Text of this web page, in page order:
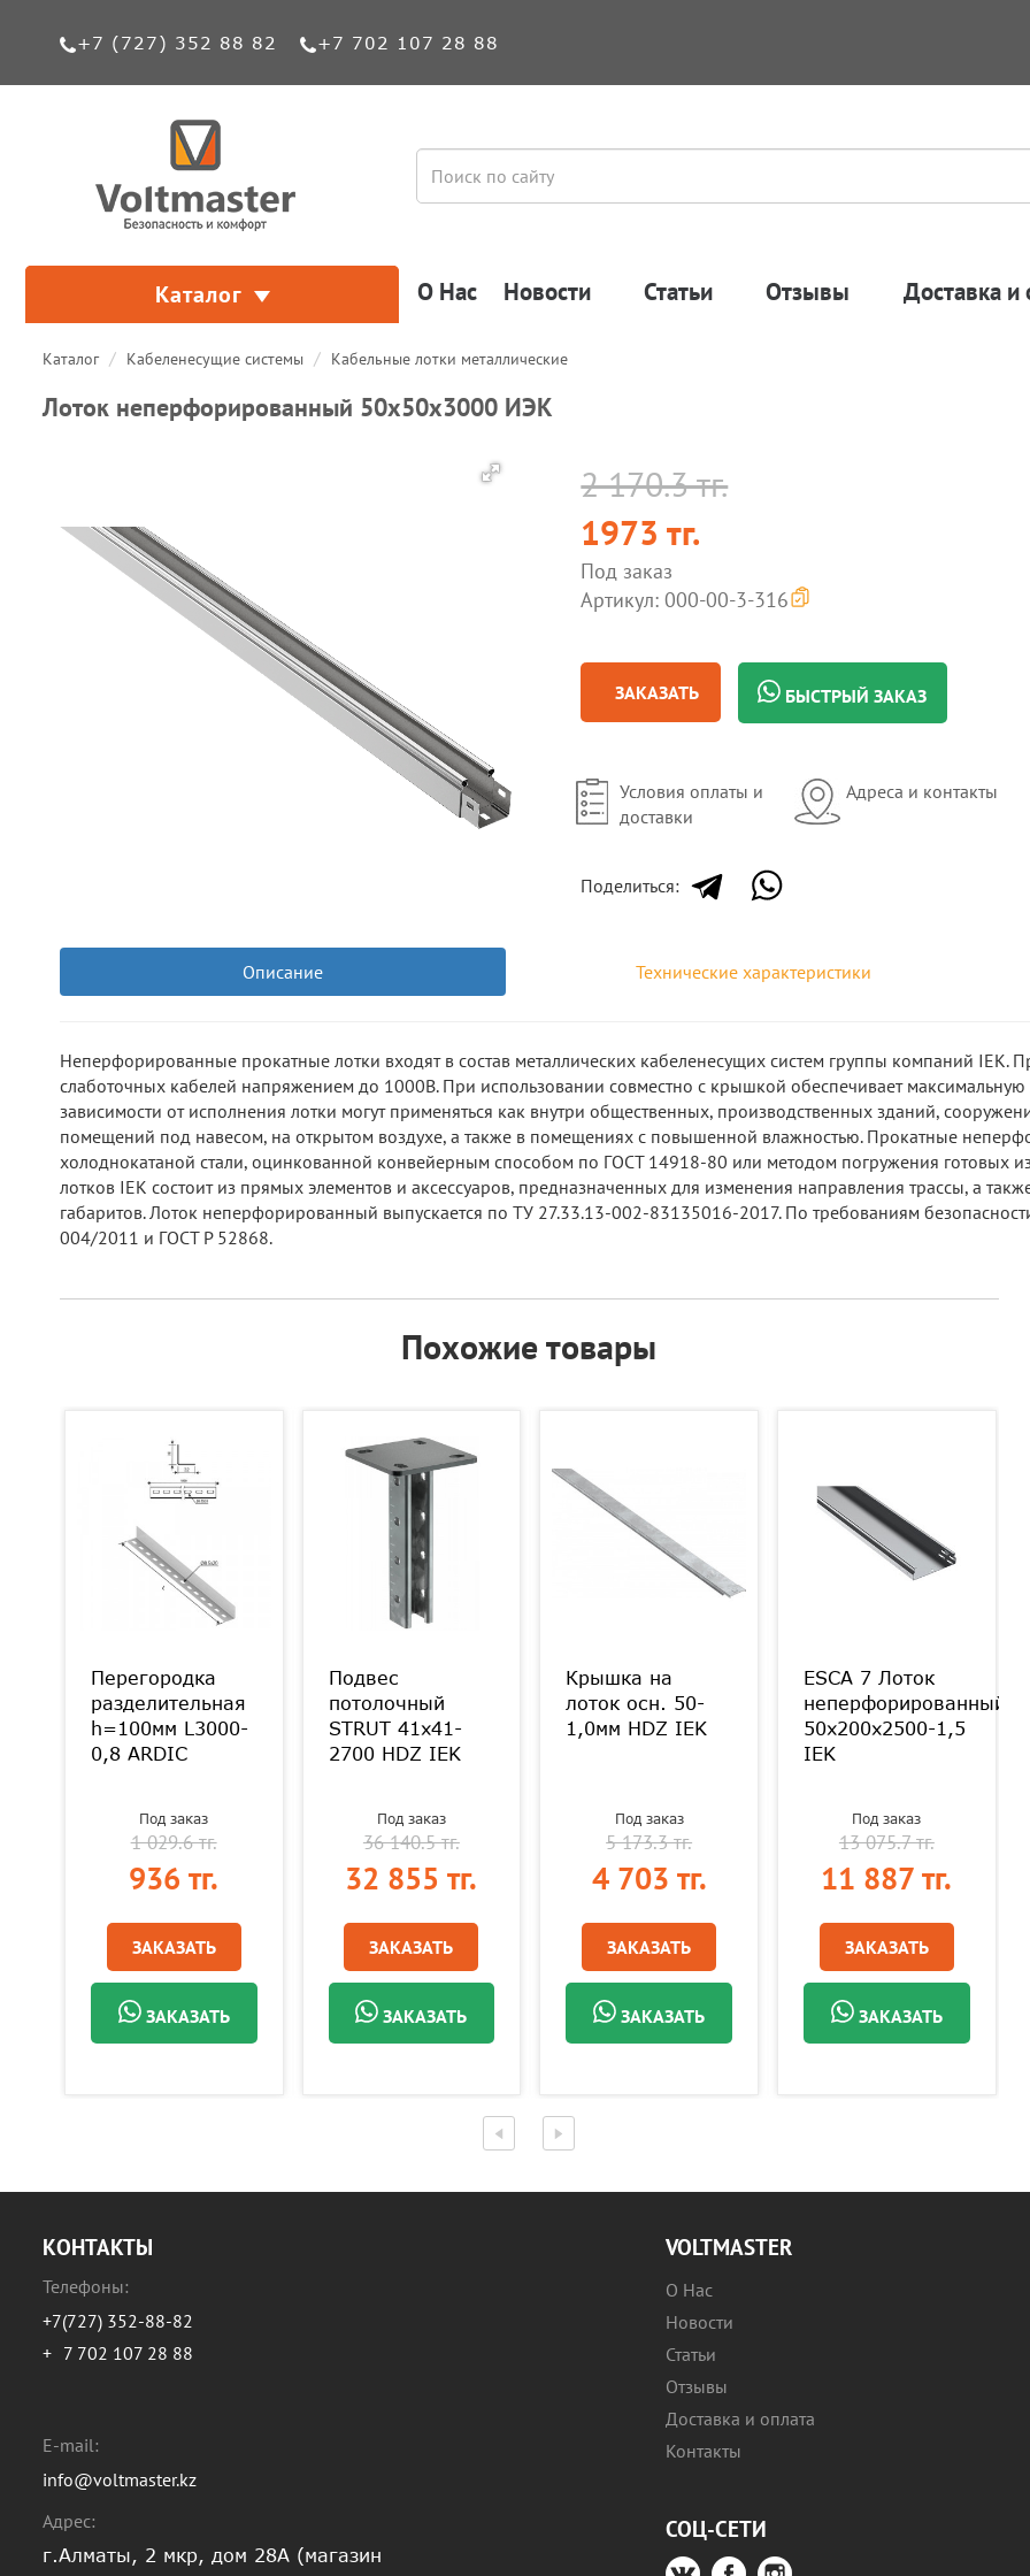
+7 (727) 352 88 82 +7 702 107 28 88
Каталог О Нас Новости Статьи Отзывы Доставка и
Каталог Кабеленесущие системы Кабельные лотки металлические
Лоток неперфорированный 50х50х3000 ИЭК
2 170.3 тг.
1973 тг.
Под заказ
Артикул: 000-00-3-316
ЗАКАЗАТЬ БЫСТРЫЙ ЗАКАЗ
Условия оплаты и
доставки
Адреса и контакты
Поделиться:
Описание Технические характеристики
Неперфорированные прокатные лотки входят в состав металлических кабеленесущих систем группы компаний
слаботочных кабелей напряжением до 1000В. При использовании совместно с крышкой обеспечивает
зависимости от исполнения лотки могут применяться как внутри общественных, производственных зданий,
помещений под навесом, на открытом воздухе, а также в помещениях с повышенной влажностью. Прокатные
холоднокатаной стали, оцинкованной конвейерным способом по ГОСТ 14918-80 или методом погружения готовых
лотков IEK состоит из прямых элементов и аксессуаров, предназначенных для изменения направления трассы, а
габаритов. Лоток неперфорированный выпускается по ТУ 27.33.13-002-83135016-2017. По требованиям безопасности
004/2011 и ГОСТ Р 52868.
Похожие товары
Перегородка
разделительная
h=100мм L3000-
0,8 ARDIC
Под заказ
1 029.6 тг.
936 тг.
ЗАКАЗАТЬ
ЗАКАЗАТЬ
Подвес
потолочный
STRUT 41х41-
2700 HDZ IEK
Под заказ
36 140.5 тг.
32 855 тг.
ЗАКАЗАТЬ
ЗАКАЗАТЬ
Крышка на
лоток осн. 50-
1,0мм HDZ IEK
Под заказ
5 173.3 тг.
4 703 тг.
ЗАКАЗАТЬ
ЗАКАЗАТЬ
ESCA 7 Лоток
неперфорированный
50х200х2500-1,5
IEK
Под заказ
13 075.7 тг.
11 887 тг.
ЗАКАЗАТЬ
ЗАКАЗАТЬ
КОНТАКТЫ
Телефоны:
+7(727) 352-88-82
+ 7 702 107 28 88
E-mail:
info@voltmaster.kz
Адрес:
г.Алматы, 2 мкр, дом 28А (магазин
VOLTMASTER
О Нас
Новости
Статьи
Отзывы
Доставка и оплата
Контакты
СОЦ-СЕТИ